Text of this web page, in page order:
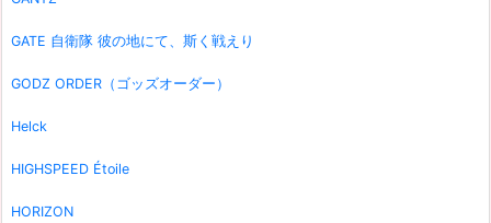
GATE 自衛隊 彼の地にて、斯く戦えり
GODZ ORDER（ゴッズオーダー）
Helck
HIGHSPEED Étoile
HORIZON